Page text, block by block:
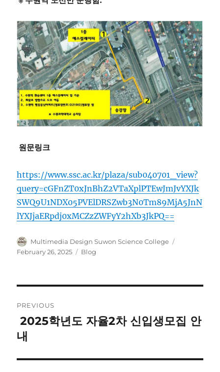
원문링크
https://www.ssc.ac.kr/plaza/sub040701_view?
query=cGFnZT0xJnBhZ2VTaXplPTEwJmJvYXJk
SWQ9U1NDX05PVElDRSZwb3N0Tm89MjA5JnN
lYXJjaERpdj0xMCZzZWFyY2hXb3JkPQ==
Author
Multimedia Design Suwon Science College
February 26, 2025 Categories
Blog
navigation
PREVIOUS
Previous
post:
2025학년도 자율2차 신입생모집 안
내